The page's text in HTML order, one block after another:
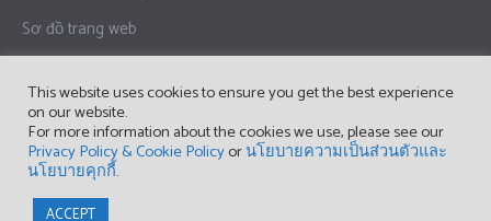
Sơ đồ trang web
Điều khoản sử dụng
Copyright © 2023 OPTEX (THAILAND) CO., LTD.
This website uses cookies to ensure you get the best experience
on our website.
For more information about the cookies we use, please see our
Privacy Policy & Cookie Policyorนโยบายความเป็นส่วนตัวและ
นโยบายคุกกี้.
ACCEPT